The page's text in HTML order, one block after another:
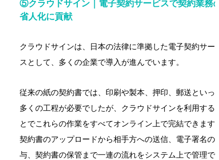
⑤クラウドサイン｜電子契約サービスで契約業務
省人化に貢献
クラウドサインは、日本の法律に準拠した電子契約サー
スとして、多くの企業で導入が進んでいます。
従来の紙の契約書では、印刷や製本、押印、郵送といっ
多くの工程が必要でしたが、クラウドサインを利用する
とでこれらの作業をすべてオンライン上で完結できます
契約書のアップロードから相手方への送信、電子署名の
与、契約書の保管まで一連の流れをシステム上で管理で